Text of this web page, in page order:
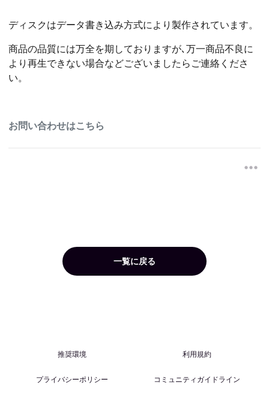
ディスクはデータ書き込み方式により製作されています。
商品の品質には万全を期しておりますが､万一商品不良に
より再生できない場合などございましたらご連絡くださ
い。
お問い合わせはこちら
一覧に戻る
推奨環境 利用規約
プライバシーポリシー コミュニティガイドライン